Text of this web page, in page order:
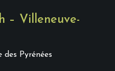
– Villeneuve-
des Pyrénées